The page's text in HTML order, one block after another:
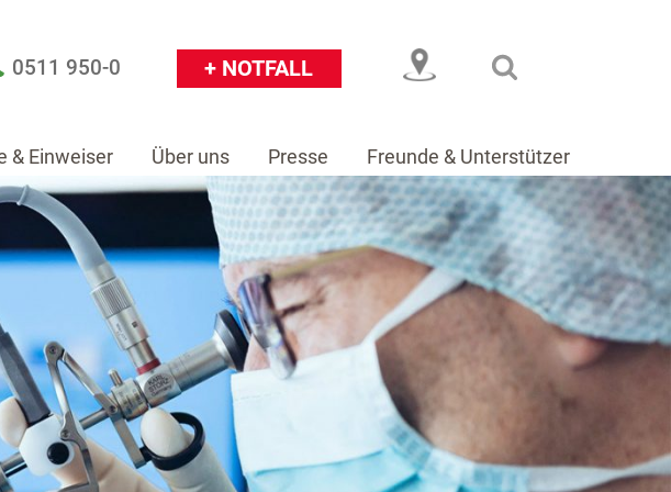
0511 950-0 + NOTFALL
& Einweiser Über uns Presse Freunde & Unterstützer
Ärzte & Einweiser Über uns Presse Freunde & Unterstützer